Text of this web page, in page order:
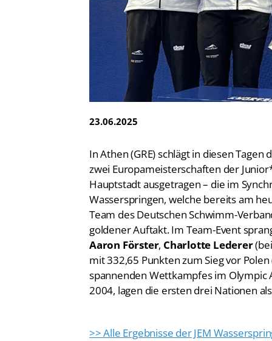
23.06.2025
In Athen (GRE) schlägt in diesen
zwei Europameisterschaften der
Hauptstadt ausgetragen – die im
Wasserspringen, welche bereits am
Team des Deutschen Schwimm-
goldener Auftakt. Im Team-Event
Aaron Förster, Charlotte Lederer
mit 332,65 Punkten zum Sieg vor
spannenden Wettkampfes im Olympic
2004, lagen die ersten drei Nationen
>> Alle Ergebnisse der JEM
Zentrale Hinweisstelle
Anti-Doping
Recht auf sicheren Schwimmsport